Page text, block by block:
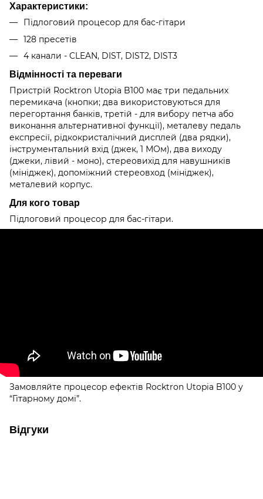
Характеристики:
Підлоговий процесор для бас-гітари
128 пресетів
4 канали - CLEAN, DIST, DIST2, DIST3
Відмінності та переваги
Пристрій Rocktron Utopia B100 має три педальних
перемикача (кнопки; два використовуються для
перегортання банків, третій - для вибору петча або
виконання альтернативної функції), металеву педаль
експресії, рідкокристалічний дисплей (два рядки),
інструментальний вхід (джек, 1 МОм), два виходу
(джеки, лівий - моно), стереовихід для навушників
(мініджек), допоміжний стереовход (мініджек),
металевий корпус.
Для кого товар
Підлоговий процесор для бас-гітари.
Замовляйте процесор ефектів Rocktron Utopia B100 у
“Гітарному домі”.
Відгуки